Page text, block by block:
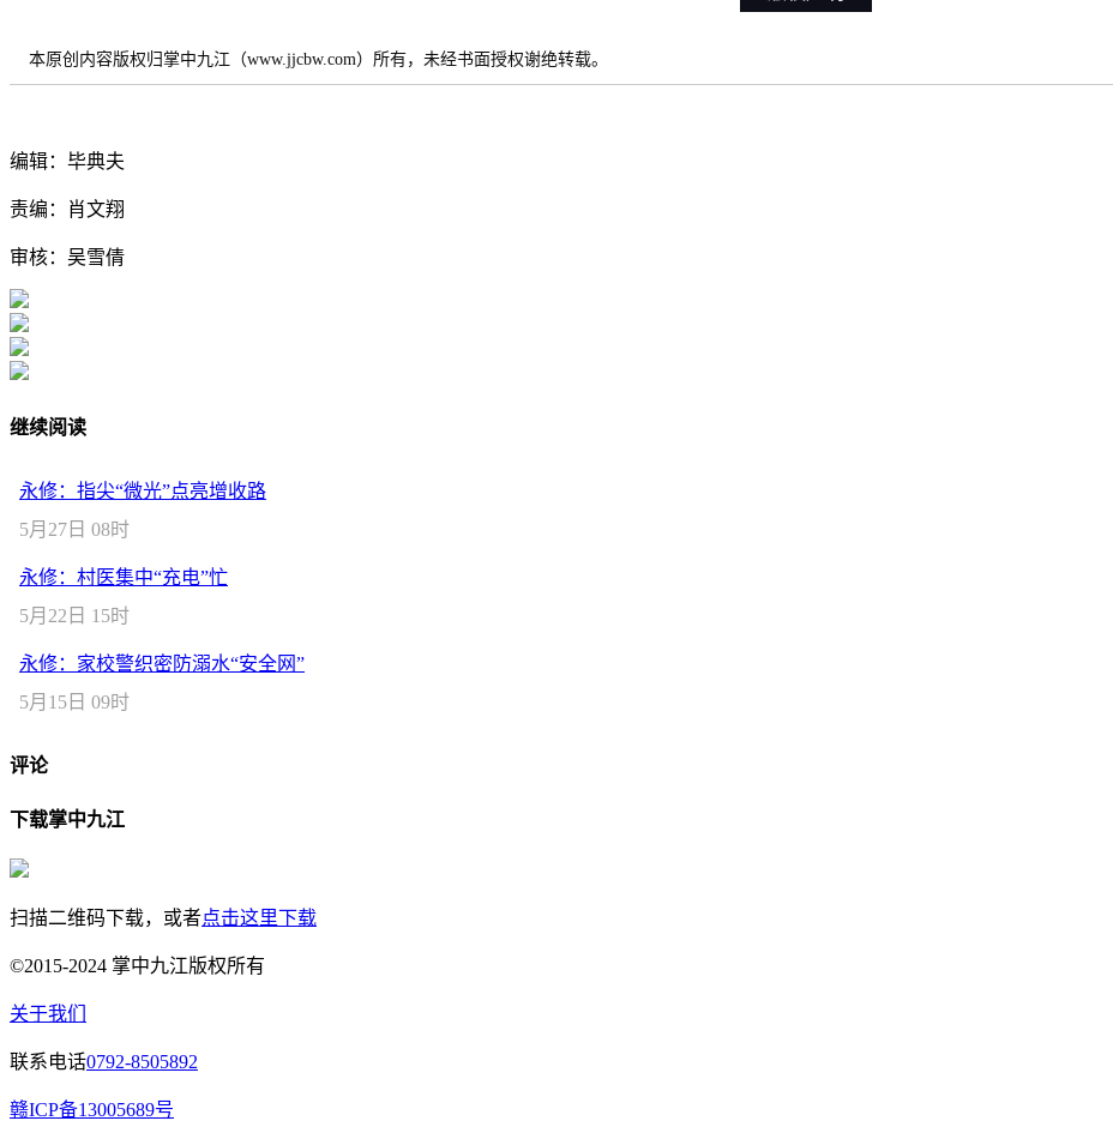
本原创内容版权归掌中九江（www.jjcbw.com）所有，未经书面授权谢绝转载。
编辑：毕典夫
责编：肖文翔
审核：吴雪倩
继续阅读
永修：指尖“微光”点亮增收路
5月27日 08时
永修：村医集中“充电”忙
5月22日 15时
永修：家校警织密防溺水“安全网”
5月15日 09时
评论
下载掌中九江
扫描二维码下载，或者点击这里下载
©2015-2024 掌中九江版权所有
关于我们
联系电话0792-8505892
赣ICP备13005689号